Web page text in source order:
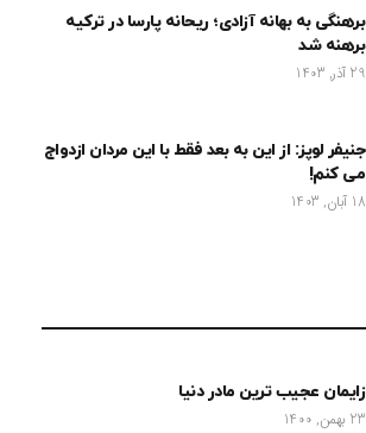
برهنگی به بهانه آزادی؛ ریحانه پارسا در ترکیه
برهنه شد
29 آذر, 1403
جنیفر لوپز: از این به بعد فقط با این مردان ازدواج
می کنم!
18 آبان, 1403
زایمان عجیب ترین مادر دنیا
23 بهمن, 1400